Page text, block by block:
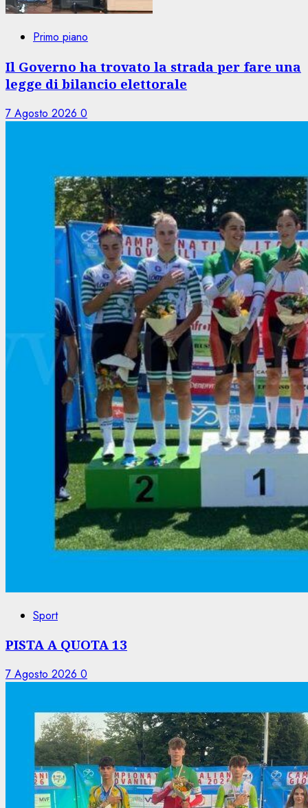
Primo piano
Il Governo ha trovato la strada per fare una
legge di bilancio elettorale
7 Agosto 2026 0
Sport
PISTA A QUOTA 13
7 Agosto 2026 0